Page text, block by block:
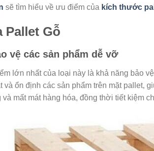
sẽ tìm hiểu về ưu điểm của kích thước
Pallet Gỗ
vệ các sản phẩm dễ vỡ
lớn nhất của loại này là khả năng bảo
và ổn định các sản phẩm trên mặt pallet,
mất mát hàng hóa, đồng thời tiết kiệm